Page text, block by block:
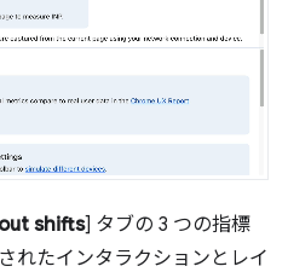
shifts] タブの 3 つの指標
れたインタラクションとレイ